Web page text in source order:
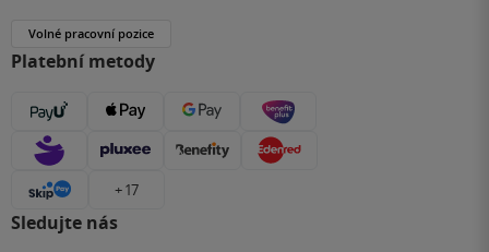
Volné pracovní pozice
Platební metody
+ 17
Sledujte nás